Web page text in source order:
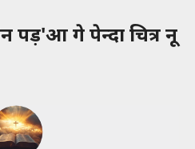
गे पेन्दा चित्र नू